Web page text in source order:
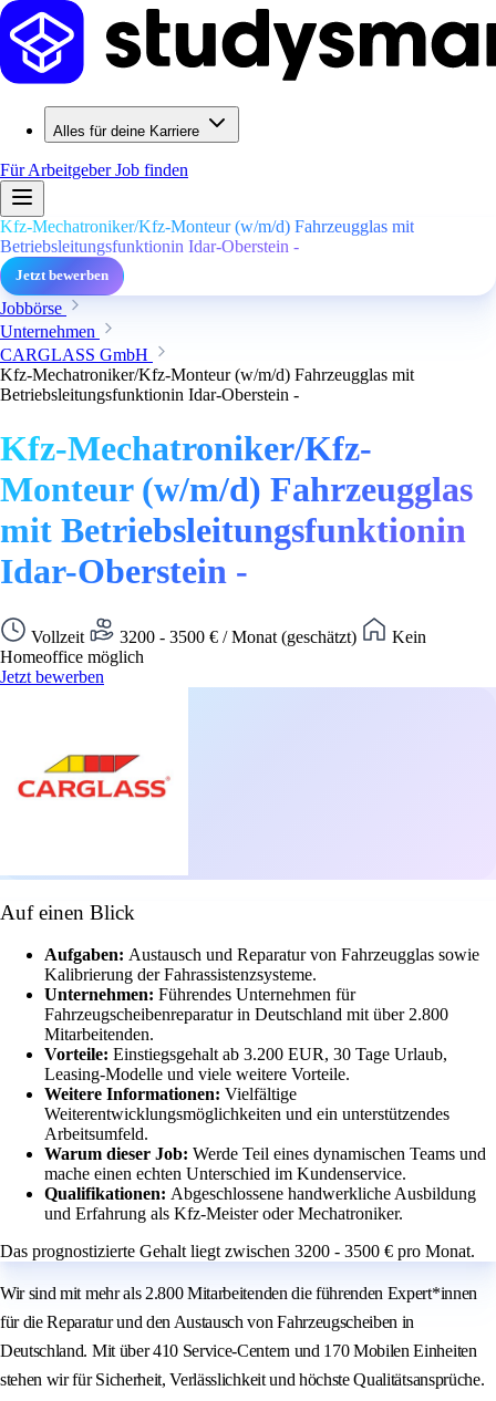
Alles für deine Karriere
Für ArbeitgeberJob finden
Kfz-Mechatroniker/Kfz-Monteur (w/m/d) Fahrzeugglas mit
Betriebsleitungsfunktionin Idar-Oberstein -
Jetzt bewerben
Jobbörse
Unternehmen
CARGLASS GmbH
Kfz-Mechatroniker/Kfz-Monteur (w/m/d) Fahrzeugglas mit
Betriebsleitungsfunktionin Idar-Oberstein -
Kfz-Mechatroniker/Kfz-
Monteur (w/m/d) Fahrzeugglas
mit Betriebsleitungsfunktionin
Idar-Oberstein -
Vollzeit 3200 - 3500 € / Monat (geschätzt)
Kein
Homeoffice möglich
Jetzt bewerben
Auf einen Blick
Aufgaben: Austausch und Reparatur von Fahrzeugglas sowie
Kalibrierung der Fahrassistenzsysteme.
Unternehmen: Führendes Unternehmen für
Fahrzeugscheibenreparatur in Deutschland mit über 2.800
Mitarbeitenden.
Vorteile: Einstiegsgehalt ab 3.200 EUR, 30 Tage Urlaub,
Leasing-Modelle und viele weitere Vorteile.
Weitere Informationen: Vielfältige
Weiterentwicklungsmöglichkeiten und ein unterstützendes
Arbeitsumfeld.
Warum dieser Job: Werde Teil eines dynamischen Teams und
mache einen echten Unterschied im Kundenservice.
Qualifikationen: Abgeschlossene handwerkliche Ausbildung
und Erfahrung als Kfz-Meister oder Mechatroniker.
Das prognostizierte Gehalt liegt zwischen 3200 - 3500 € pro Monat.
Wir sind mit mehr als 2.800 Mitarbeitenden die führenden Expert*innen
für die Reparatur und den Austausch von Fahrzeugscheiben in
Deutschland. Mit über 410 Service-Centern und 170 Mobilen Einheiten
stehen wir für Sicherheit, Verlässlichkeit und höchste Qualitätsansprüche.